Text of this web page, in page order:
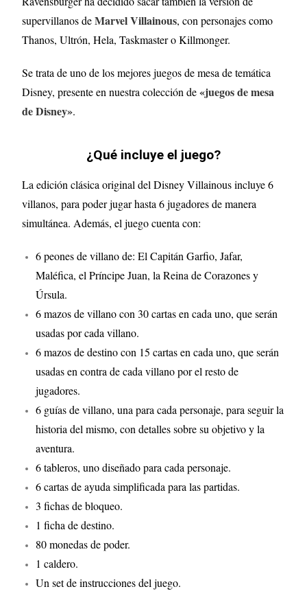
supervillanos deMarvel Villainous, con personajes como
Thanos, Ultrón, Hela, Taskmaster o Killmonger.
Se trata de uno de los mejores juegos de mesa de temática
Disney, presente en nuestra colección de«juegos de mesa
de Disney».
¿Qué incluye el juego?
La edición clásica original del Disney Villainous incluye 6
villanos, para poder jugar hasta 6 jugadores de manera
simultánea. Además, el juego cuenta con:
6 peones de villano de: El Capitán Garfio, Jafar,
Maléfica, el Príncipe Juan, la Reina de Corazones y
Úrsula.
6 mazos de villano con 30 cartas en cada uno, que serán
usadas por cada villano.
6 mazos de destino con 15 cartas en cada uno, que serán
usadas en contra de cada villano por el resto de
jugadores.
6 guías de villano, una para cada personaje, para seguir la
historia del mismo, con detalles sobre su objetivo y la
aventura.
6 tableros, uno diseñado para cada personaje.
6 cartas de ayuda simplificada para las partidas.
3 fichas de bloqueo.
1 ficha de destino.
80 monedas de poder.
1 caldero.
Un set de instrucciones del juego.